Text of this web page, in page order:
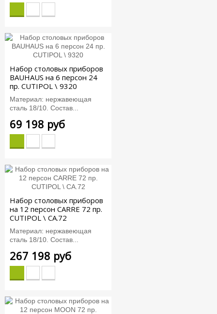
Набор столовых приборов
BAUHAUS на 6 персон 24
пр. CUTIPOL \ 9320
Материал: нержавеющая
сталь 18/10. Состав...
69 198 руб
Набор столовых приборов
на 12 персон CARRE 72 пр.
CUTIPOL \ CA.72
Материал: нержавеющая
сталь 18/10. Состав...
267 198 руб